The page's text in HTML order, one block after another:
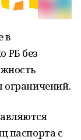
в
РБ без
ограничений.
паспорта с